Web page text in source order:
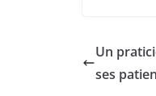
Un
ses